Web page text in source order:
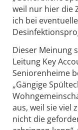
weil nur hier die
ich bei
Dieser Meinung
Leitung Key
Seniorenheime
„Gängige
aus, weil sie viel
nicht die